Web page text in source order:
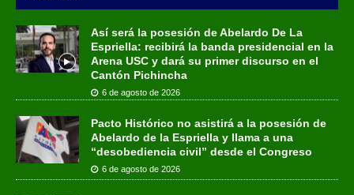
Así será la posesión de Abelardo De La
Espriella: recibirá la banda presidencial en la
Arena USC y dará su primer discurso en el
Cantón Pichincha
6 de agosto de 2026
Pacto Histórico no asistirá a la posesión de
Abelardo de la Espriella y llama a una
“desobediencia civil” desde el Congreso
6 de agosto de 2026